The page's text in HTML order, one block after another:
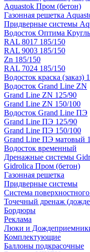
Aquastok Пром (бетон)
Газонная решетка
Придверные системы
Водосток Оптима
RAL 8017 185/150
RAL 9003 185/150
Zn 185/150
RAL 7024 185/150
Водосток краска (заказ)
Водосток Grand Line ZN
Grand Line ZN 125/90
Grand Line ZN 150/100
Водосток Grand Line ПЭ
Grand Line ПЭ 125/90
Grand Line ПЭ 150/100
Grand Line ПЭ матовый
Водосток временный
Дренажные системы
Gidrolica Пром (бетон)
Газонная решетка
Придверные системы
Система
Точечный дренаж
Бордюры
Рекламa
Люки и
Комплектующие
Баллоны подкрасочные